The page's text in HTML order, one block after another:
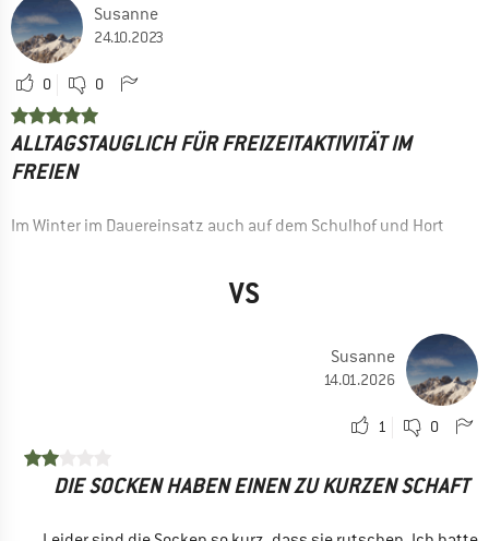
Susanne
24.10.2023
0 0
ALLTAGSTAUGLICH FÜR FREIZEITAKTIVITÄT IM
FREIEN
Im Winter im Dauereinsatz auch auf dem Schulhof und Hort
Gute Klimaregulation
EINSATZBEREICH
VS
Susanne
14.01.2026
1 0
DIE SOCKEN HABEN EINEN ZU KURZEN SCHAFT